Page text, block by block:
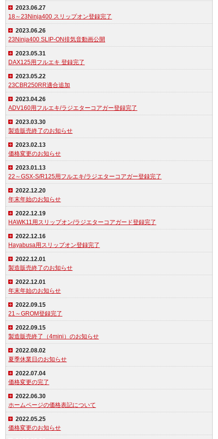
2023.06.27
18～23Ninja400 スリップオン登録完了
2023.06.26
23Ninja400 SLIP-ON排気音動画公開
2023.05.31
DAX125用フルエキ 登録完了
2023.05.22
23CBR250RR適合追加
2023.04.26
ADV160用フルエキ/ラジエターコアガー登録完了
2023.03.30
製造販売終了のお知らせ
2023.02.13
価格変更のお知らせ
2023.01.13
22～GSX-S/R125用フルエキ/ラジエターコアガー登録完了
2022.12.20
年末年始のお知らせ
2022.12.19
HAWK11用スリップオン/ラジエターコアガード登録完了
2022.12.16
Hayabusa用スリップオン登録完了
2022.12.01
製造販売終了のお知らせ
2022.12.01
年末年始のお知らせ
2022.09.15
21～GROM登録完了
2022.09.15
製造販売終了（4mini）のお知らせ
2022.08.02
夏季休業日のお知らせ
2022.07.04
価格変更の完了
2022.06.30
ホームページの価格表記について
2022.05.25
価格変更のお知らせ